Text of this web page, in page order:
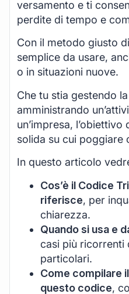
versamento e ti
perdite di tempo e
Con il metodo giusto
semplice da usare,
o in situazioni nuove.
Che tu stia gestendo
amministrando
un’impresa,
solida su cui poggiare
In questo articolo
Cos’è il Codice
riferisce, per
chiarezza.
Quando si usa e
casi più ricorrenti
particolari.
Come compilare
questo codice,